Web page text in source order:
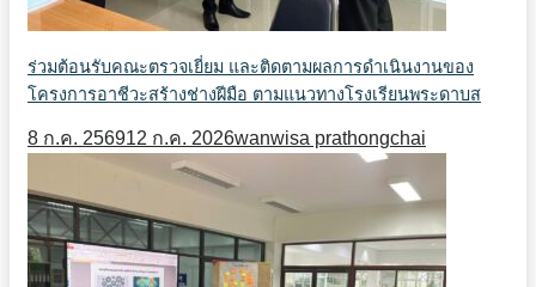
ร่วมต้อนรับคณะตรวจเยี่ยม และติดตามผลการดำเนินงานของ
โครงการอาชีวะสร้างช่างฝีมือ ตามแนวทางโรงเรียนพระดาบส
8 ก.ค. 256912 ก.ค. 2026wanwisa prathongchai